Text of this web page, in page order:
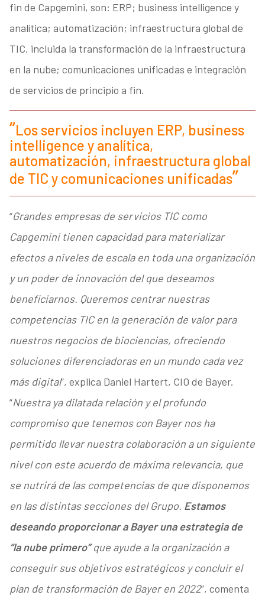
fin de Capgemini, son: ERP; business intelligence y
analítica; automatización; infraestructura global de
TIC, incluida la transformación de la infraestructura
en la nube; comunicaciones unificadas e integración
de servicios de principio a fin.
Los servicios incluyen ERP, business
intelligence y analítica,
automatización, infraestructura global
de TIC y comunicaciones unificadas
“Grandes empresas de servicios TIC como
Capgemini tienen capacidad para materializar
efectos a niveles de escala en toda una organización
y un poder de innovación del que deseamos
beneficiarnos. Queremos centrar nuestras
competencias TIC en la generación de valor para
nuestros negocios de biociencias, ofreciendo
soluciones diferenciadoras en un mundo cada vez
más digital”, explica Daniel Hartert, CIO de Bayer.
“Nuestra ya dilatada relación y el profundo
compromiso que tenemos con Bayer nos ha
permitido llevar nuestra colaboración a un siguiente
nivel con este acuerdo de máxima relevancia, que
se nutrirá de las competencias de que disponemos
en las distintas secciones del Grupo. Estamos
deseando proporcionar a Bayer una estrategia de
“la nube primero”que ayude a la organización a
conseguir sus objetivos estratégicos y concluir el
plan de transformación de Bayer en 2022”, comenta